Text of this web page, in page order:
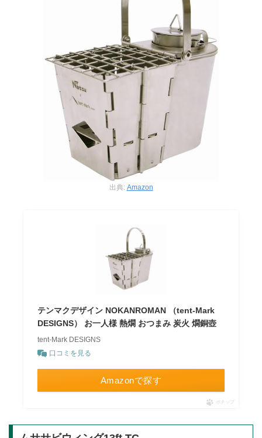
出典: Amazon
テンマクデザイン NOKANROMAN （tent-Mark
DESIGNS） お一人様 熱燗 おつまみ 炭火 燗銅壺
tent-Mark DESIGNS
口コミを見る
Amazonで探す
ポチップ